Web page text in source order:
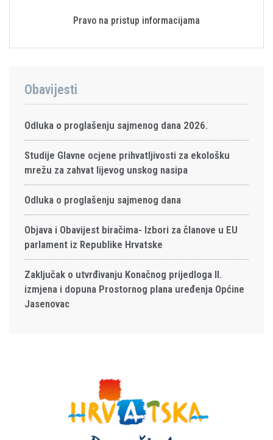
Pravo na pristup informacijama
Obavijesti
Odluka o proglašenju sajmenog dana 2026.
Studije Glavne ocjene prihvatljivosti za ekološku
mrežu za zahvat lijevog unskog nasipa
Odluka o proglašenju sajmenog dana
Objava i Obavijest biračima- Izbori za članove u EU
parlament iz Republike Hrvatske
Zaključak o utvrđivanju Konačnog prijedloga II.
izmjena i dopuna Prostornog plana uređenja Općine
Jasenovac